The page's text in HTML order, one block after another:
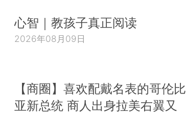
心智｜教孩子真正阅读
2026年08月09日
【商圈】喜欢配戴名表的哥伦比
亚新总统 商人出身拉美右翼又